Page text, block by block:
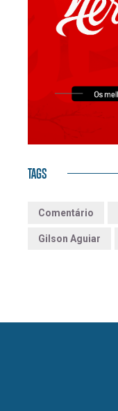
TAGS
Comentário
Gilson Aguiar